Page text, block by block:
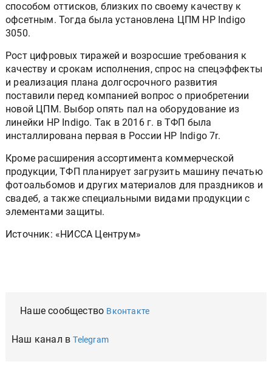
способом оттисков, близких по своему качеству к
офсетным. Тогда была установлена ЦПМ HP Indigo
3050.
Рост цифровых тиражей и возросшие требования к
качеству и срокам исполнения, спрос на спецэффекты
и реализация плана долгосрочного развития
поставили перед компанией вопрос о приобретении
новой ЦПМ. Выбор опять пал на оборудование из
линейки HP Indigo. Так в 2016 г. в ТФП была
инсталлирована первая в России HP Indigo 7r.
Кроме расширения ассортимента коммерческой
продукции, ТФП планирует загрузить машину печатью
фотоальбомов и других материалов для праздников и
свадеб, а также специальными видами продукции с
элементами защиты.
Источник: «НИССА Центрум»
Наше сообщество Вконтакте
Наш канал вTelegram